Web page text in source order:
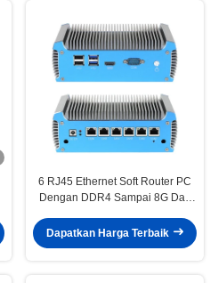
6 RJ45 Ethernet Soft Router PC
Dengan DDR4 Sampai 8G Dan
Dapatkan Harga Terbaik